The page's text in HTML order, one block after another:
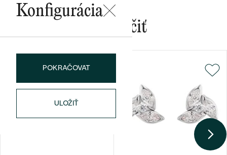
Bestsellery
Konfigurácia
POKRAČOVAT
ULOŽIŤ
Mohlo by sa vám páčiť